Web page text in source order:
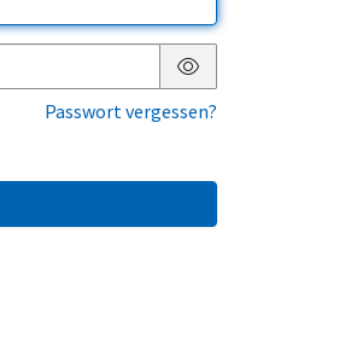
Passwort anzeigen
Passwort vergessen?